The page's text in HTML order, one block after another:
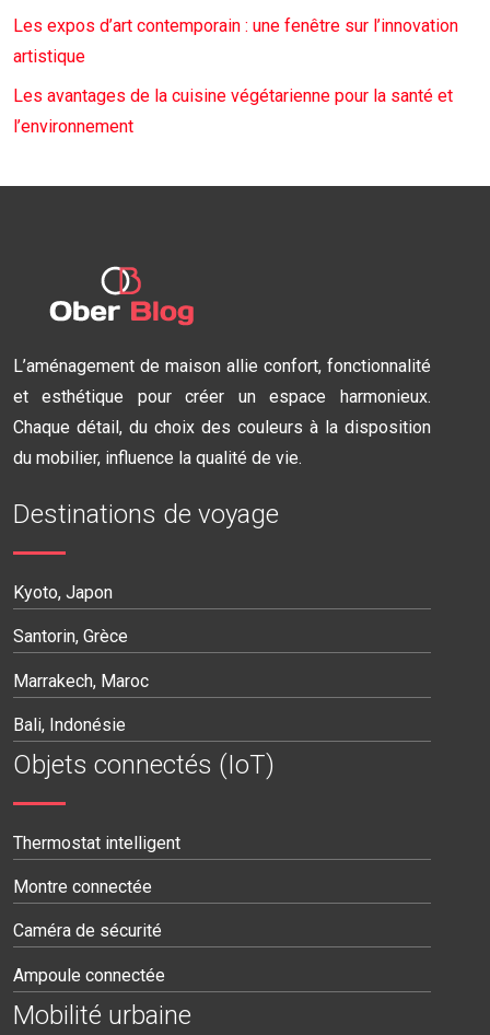
Les expos d’art contemporain : une fenêtre sur l’innovation
artistique
Les avantages de la cuisine végétarienne pour la santé et
l’environnement
L’aménagement de maison allie confort, fonctionnalité
et esthétique pour créer un espace harmonieux.
Chaque détail, du choix des couleurs à la disposition
du mobilier, influence la qualité de vie.
Destinations de voyage
Kyoto, Japon
Santorin, Grèce
Marrakech, Maroc
Bali, Indonésie
Objets connectés (IoT)
Thermostat intelligent
Montre connectée
Caméra de sécurité
Ampoule connectée
Mobilité urbaine